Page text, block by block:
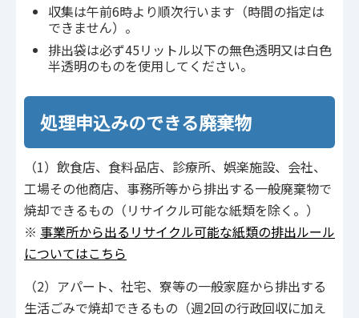
収集は午前6時より順次行います（時間の指定は
できません）。
排出袋は必ず45リットル以下の無色透明又は白色
半透明のものを使用してください。
処理申込みのできる廃棄物
（1）飲食店、食料品店、診療所、娯楽施設、会社、
工場その他商店、事務所等から排出する一般廃棄物で
焼却できるもの（リサイクル可能な紙類を除く。）
※ 事業所から出るリサイクル可能な紙類の排出ルール
についてはこちら
（2）アパート、社宅、寮等の一般家庭から排出する
生活ごみで焼却できるもの（週2回の行政回収に加え